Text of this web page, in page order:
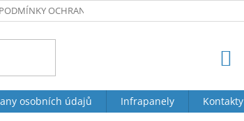
PODMÍNKY OCHRANY OSOBNÍCH ÚDAJŮ
osobních údajů Infrapanely
Kontakty